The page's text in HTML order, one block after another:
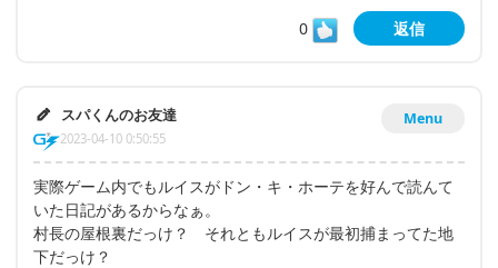
0
返信
Menu
スパくんのお友達
2023-04-10 0:50:55
実際ゲーム内でもルイスがドン・キ・ホーテを好んで読んて
いた日記があるからなぁ。
村長の屋根裏だっけ？ それともルイスが最初捕まってた地
下だっけ？